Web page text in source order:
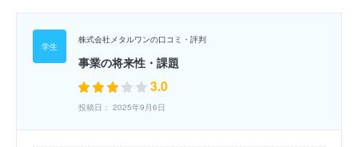
株式会社メタルワンの口コミ・評判
事業の将来性・課題
3.0
投稿日： 2025年9月6日